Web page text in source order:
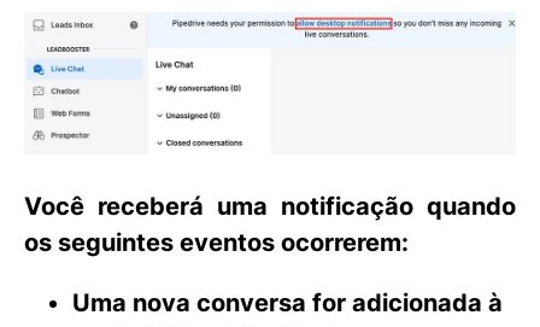
Você receberá uma notificação quando
os seguintes eventos ocorrerem:
Uma nova conversa for adicionada à